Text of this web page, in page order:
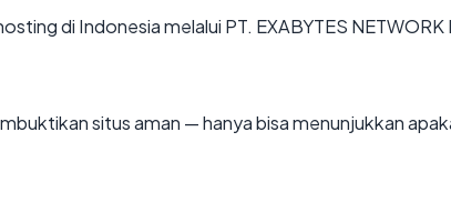
di Indonesia melalui PT. EXABYTES NETWORK
situs aman — hanya bisa menunjukkan